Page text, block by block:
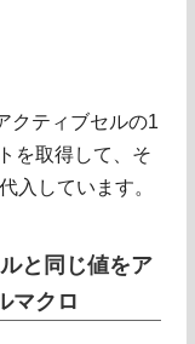
クティブセルの1
を取得して、そ
入しています。
と同じ値をア
マクロ